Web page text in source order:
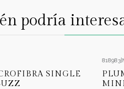
podría
SINGLE
818983